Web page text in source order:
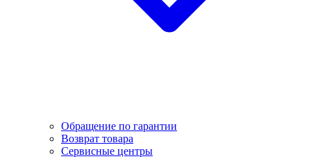
Обращение по гарантии
Возврат товара
Сервисные центры